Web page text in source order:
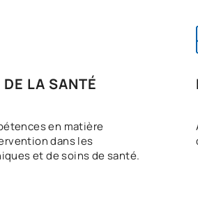
LA SANTÉ
en matière
dans les
et de soins de santé.